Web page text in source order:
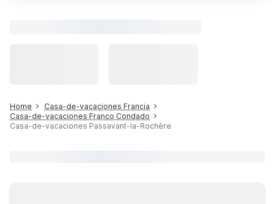
Home
Casa-de-vacaciones Francia
Casa-de-vacaciones Franco Condado
Casa-de-vacaciones Passavant-la-Rochère